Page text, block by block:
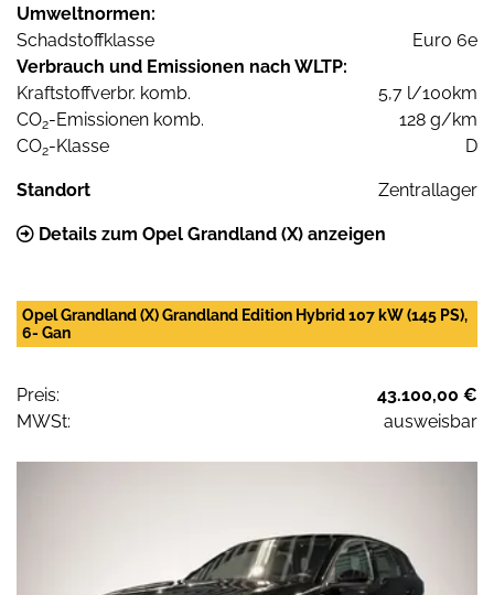
Umweltnormen:
Schadstoffklasse
Euro 6e
Verbrauch und Emissionen nach WLTP:
Kraftstoffverbr. komb.
5,7 l/100km
CO2-Emissionen komb.
128 g/km
CO2-Klasse D
Standort Zentrallager
Details zum Opel Grandland (X) anzeigen
Opel Grandland (X) Grandland Edition Hybrid 107 kW (145 PS),
6- Gan
Preis:
43.100,00 €
MWSt:
ausweisbar